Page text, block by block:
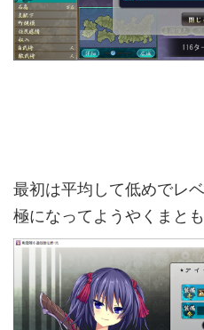
最初は平均して低めでレ
極になってようやくまと